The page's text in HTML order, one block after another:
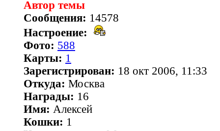
Автор темы
Сообщения: 14578
Настроение:
Фото: 588
Карты: 1
Зарегистрирован: 18 окт 2006, 11:33
Откуда: Москва
Награды: 16
Имя: Алексей
Кошки: 1